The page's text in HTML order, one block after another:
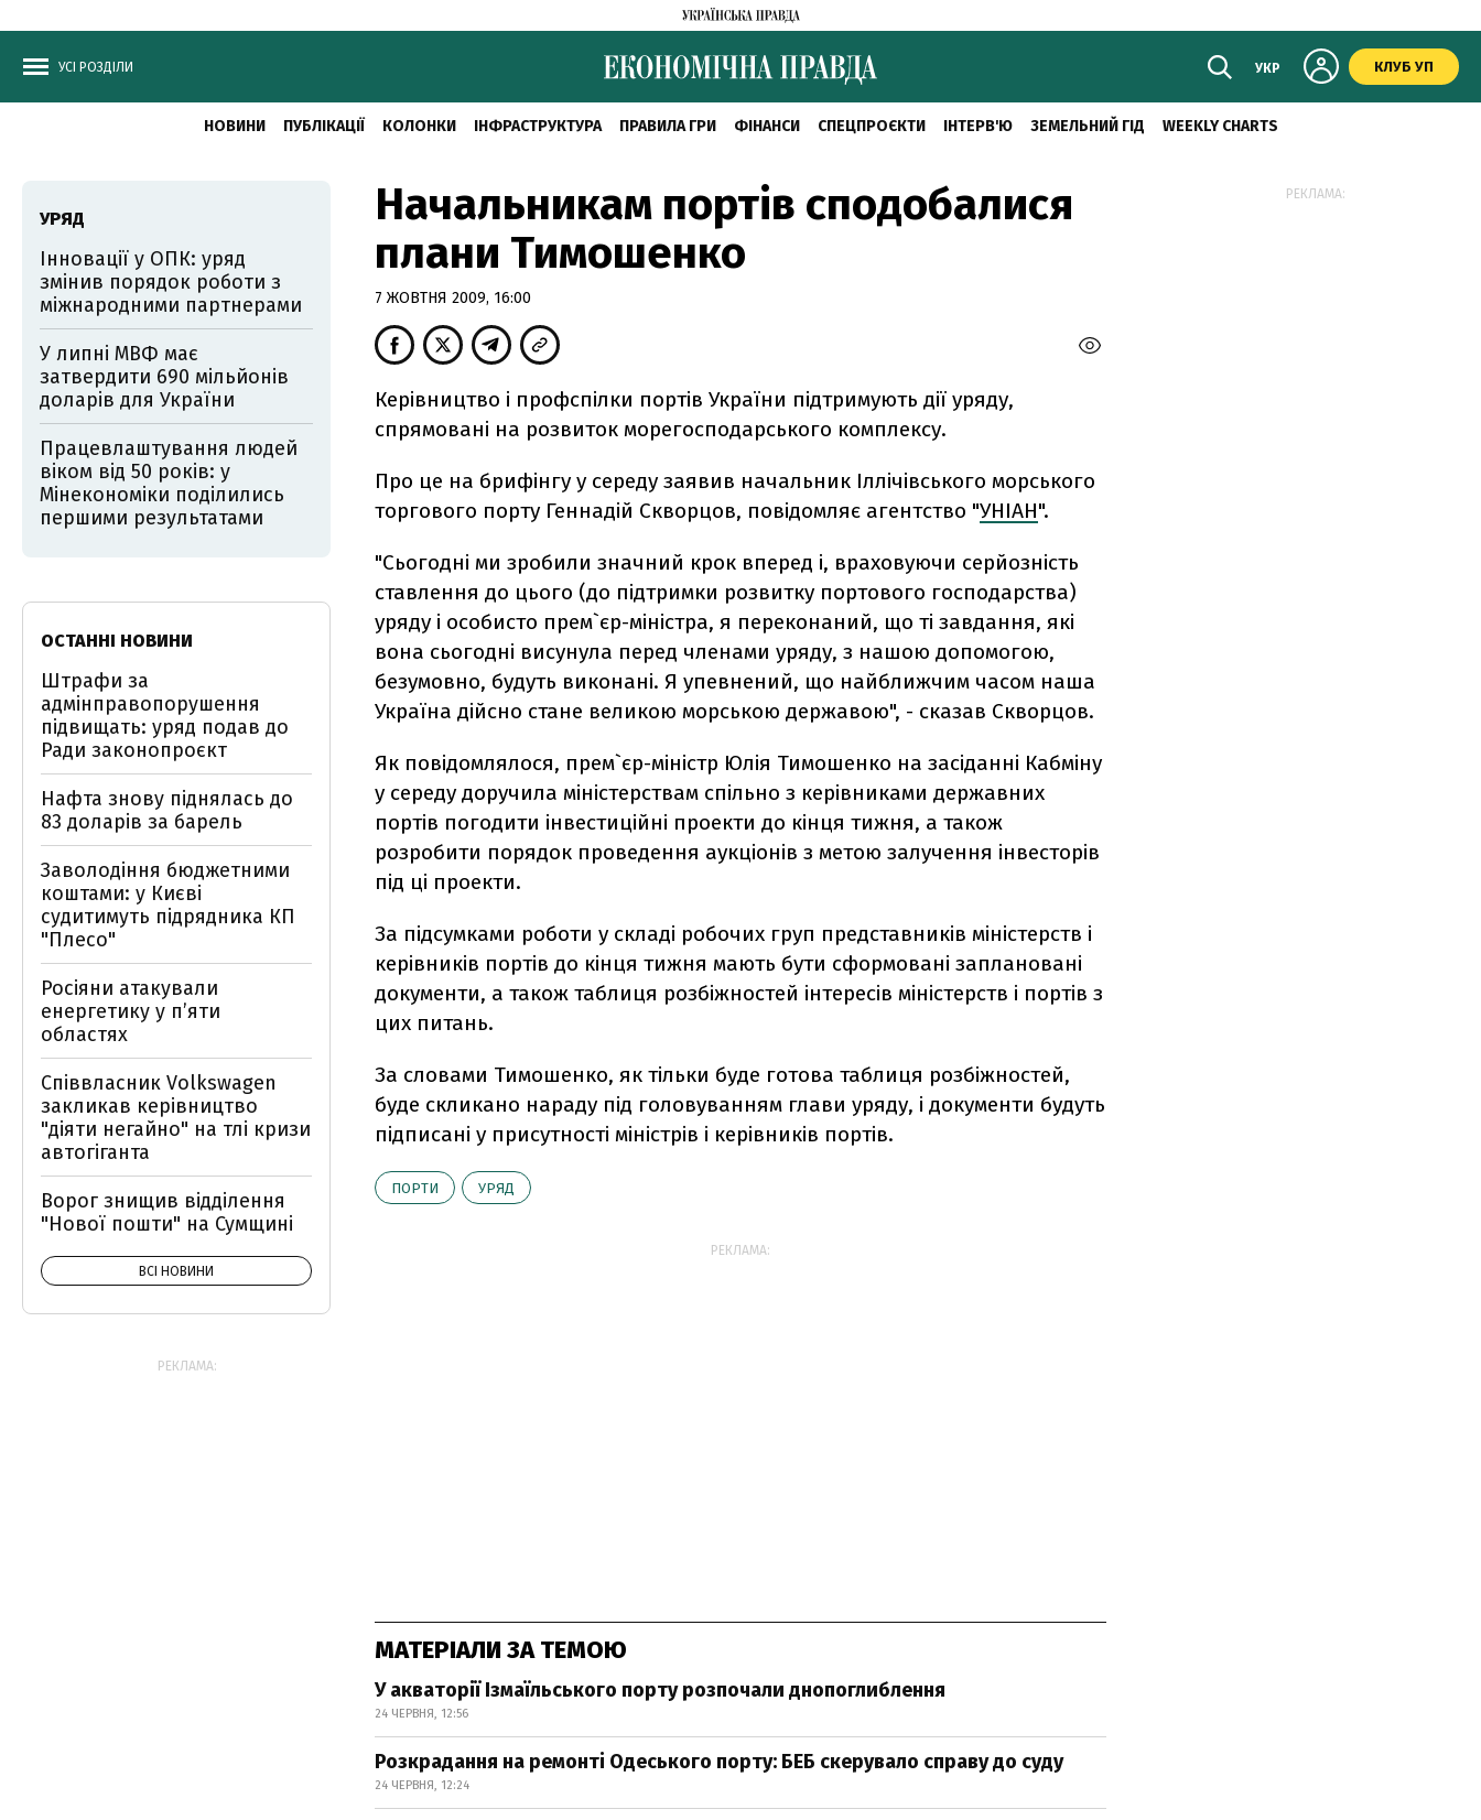
УСІ РОЗДІЛИ УКР КЛУБ УП
НОВИНИ ПУБЛІКАЦІЇ КОЛОНКИ ІНФРАСТРУКТУРА ПРАВИЛА ГРИ ФІНАНСИ СПЕЦПРОЄКТИ ІНТЕРВ'Ю ЗЕМЕЛЬНИЙ ГІД WEEKLY CHARTS
Начальникам портів сподобалися
плани Тимошенко
7 ЖОВТНЯ 2009, 16:00
Керівництво і профспілки портів України підтримують дії уряду,
спрямовані на розвиток морегосподарського комплексу.
Про це на брифінгу у середу заявив начальник Іллічівського морського
торгового порту Геннадій Скворцов, повідомляє агентство "УНІАН".
"Сьогодні ми зробили значний крок вперед і, враховуючи серйозність
ставлення до цього (до підтримки розвитку портового господарства)
уряду і особисто прем`єр-міністра, я переконаний, що ті завдання, які
вона сьогодні висунула перед членами уряду, з нашою допомогою,
безумовно, будуть виконані. Я упевнений, що найближчим часом наша
Україна дійсно стане великою морською державою", - сказав Скворцов.
Як повідомлялося, прем`єр-міністр Юлія Тимошенко на засіданні Кабміну
у середу доручила міністерствам спільно з керівниками державних
портів погодити інвестиційні проекти до кінця тижня, а також
розробити порядок проведення аукціонів з метою залучення інвесторів
під ці проекти.
За підсумками роботи у складі робочих груп представників міністерств і
керівників портів до кінця тижня мають бути сформовані заплановані
документи, а також таблиця розбіжностей інтересів міністерств і портів з
цих питань.
За словами Тимошенко, як тільки буде готова таблиця розбіжностей,
буде скликано нараду під головуванням глави уряду, і документи будуть
підписані у присутності міністрів і керівників портів.
ПОРТИ УРЯД
РЕКЛАМА:
МАТЕРІАЛИ ЗА ТЕМОЮ
У акваторії Ізмаїльського порту розпочали днопоглиблення
24 ЧЕРВНЯ, 12:56
Розкрадання на ремонті Одеського порту: БЕБ скерувало справу до суду
24 ЧЕРВНЯ, 12:24
УРЯД
Інновації у ОПК: уряд
змінив порядок роботи з
міжнародними партнерами
У липні МВФ має
затвердити 690 мільйонів
доларів для України
Працевлаштування людей
віком від 50 років: у
Мінекономіки поділились
першими результатами
ОСТАННІ НОВИНИ
Штрафи за
адмінправопорушення
підвищать: уряд подав до
Ради законопроєкт
Нафта знову піднялась до
83 доларів за барель
Заволодіння бюджетними
коштами: у Києві
судитимуть підрядника КП
"Плесо"
Росіяни атакували
енергетику у пʼяти
областях
Співвласник Volkswagen
закликав керівництво
"діяти негайно" на тлі кризи
автогіганта
Ворог знищив відділення
"Нової пошти" на Сумщині
ВСІ НОВИНИ
РЕКЛАМА:
РЕКЛАМА: